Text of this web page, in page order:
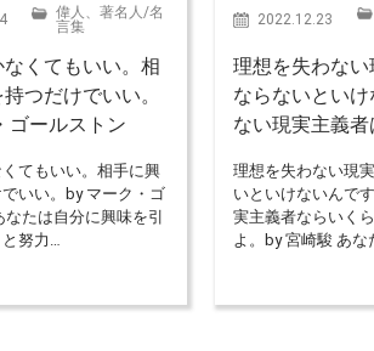
偉人、著名人/名
言集
くてもいい。相
つだけでいい。
ゴールストン
てもいい。相手に興
いい。by マーク・ゴ
たは自分に興味を引
努力…
2022.12.23
理想を失わない
ならないとい
ない現実主義者
理想を失わない現
いといけないんで
実主義者ならいく
よ。by 宮崎駿 あな